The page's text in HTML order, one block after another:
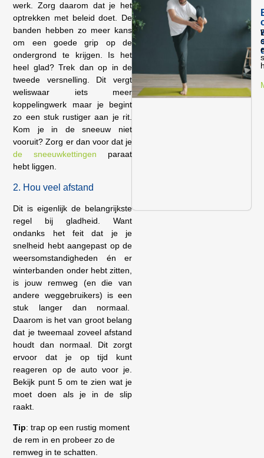
werk. Zorg daarom dat je het
optrekken met beleid doet. De
banden hebben zo meer kans
om een goede grip op de
ondergrond te krijgen. Is het
heel glad? Trek dan op in de
tweede versnelling. Dit vergt
weliswaar iets meer
koppelingwerk maar je begint
zo een stuk rustiger aan je rit.
Kom je in de sneeuw niet
vooruit? Zorg er dan voor dat je
de sneeuwkettingen paraat
hebt liggen.
2. Hou veel afstand
Dit is eigenlijk de belangrijkste
regel bij gladheid. Want
ondanks het feit dat je je
snelheid hebt aangepast op de
weersomstandigheden én er
winterbanden onder hebt zitten,
is jouw remweg (en die van
andere weggebruikers) is een
stuk langer dan normaal.
Daarom is het van groot belang
dat je tweemaal zoveel afstand
houdt dan normaal. Dit zorgt
ervoor dat je op tijd kunt
reageren op de auto voor je.
Bekijk punt 5 om te zien wat je
moet doen als je in de slip
raakt.
Tip: trap op een rustig moment
de rem in en probeer zo de
remweg in te schatten.